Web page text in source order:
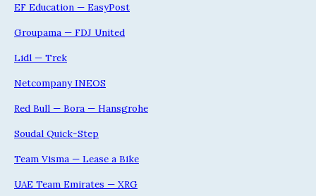
EF Education — EasyPost
Groupama — FDJ United
Lidl — Trek
Netcompany INEOS
Red Bull — Bora — Hansgrohe
Soudal Quick-Step
Team Visma — Lease a Bike
UAE Team Emirates — XRG